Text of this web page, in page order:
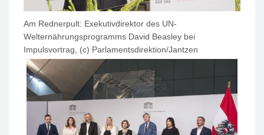
Am Rednerpult: Exekutivdirektor des UN-
Welternährungsprogramms David Beasley bei
Impulsvortrag, (c) Parlamentsdirektion/Jantzen